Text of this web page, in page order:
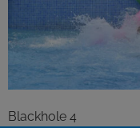
Blackhole 4